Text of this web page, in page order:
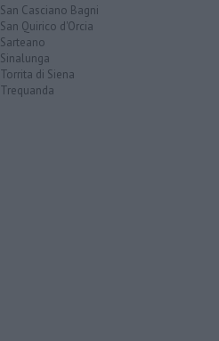
San Casciano Bagni
San Quirico d'Orcia
Sarteano
Sinalunga
Torrita di Siena
Trequanda